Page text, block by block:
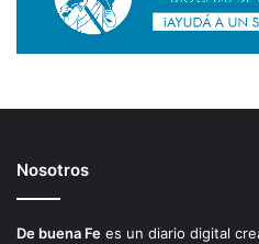
Nosotros
De buena Fe es un diario digital